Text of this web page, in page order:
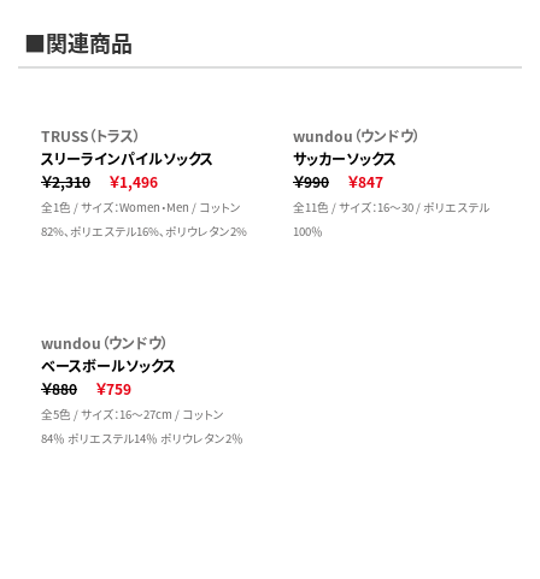
■関連商品
TRUSS（トラス）
スリーラインパイルソックス
￥2,310
￥1,496
全1色 / サイズ：Women・Men / コットン
82%、ポリエステル16%、ポリウレタン2%
wundou（ウンドウ）
サッカーソックス
￥990
￥847
全11色 / サイズ：16～30 / ポリエステル
100％
wundou（ウンドウ）
ベースボールソックス
￥880
￥759
全5色 / サイズ：16～27cm / コットン
84％ ポリエステル14％ ポリウレタン2％